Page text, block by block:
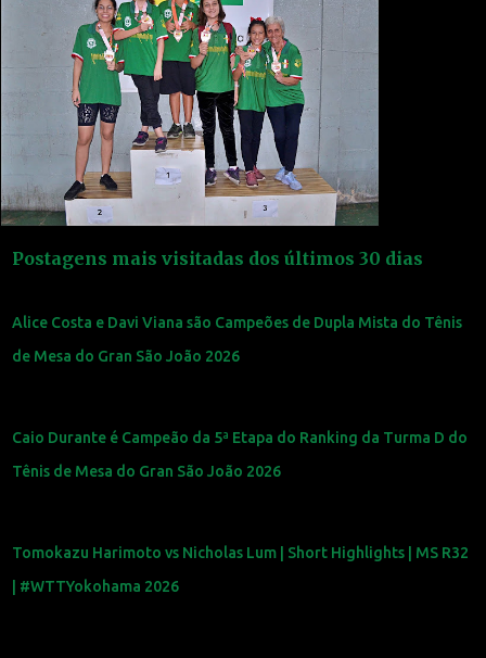
Postagens mais visitadas dos últimos 30 dias
Alice Costa e Davi Viana são Campeões de Dupla Mista do Tênis
de Mesa do Gran São João 2026
Caio Durante é Campeão da 5ª Etapa do Ranking da Turma D do
Tênis de Mesa do Gran São João 2026
Tomokazu Harimoto vs Nicholas Lum | Short Highlights | MS R32
| #WTTYokohama 2026